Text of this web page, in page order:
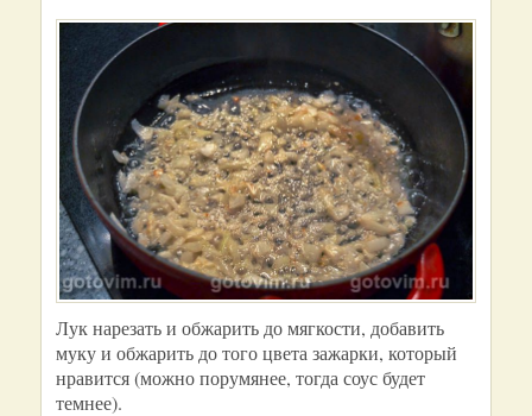
Лук нарезать и обжарить до мягкости, добавить
муку и обжарить до того цвета зажарки, который
нравится (можно порумянее, тогда соус будет
темнее).